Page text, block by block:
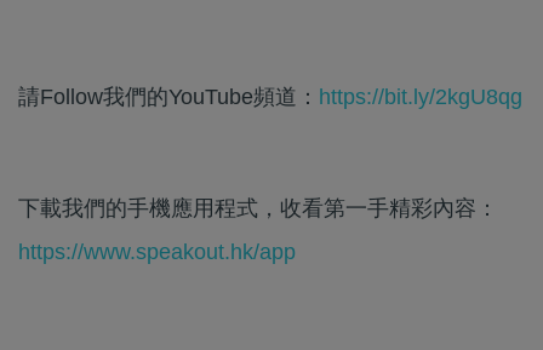
請Follow我們的YouTube頻道： https://bit.ly/2kgU8qg
下載我們的手機應用程式，收看第一手精彩內容：
https://www.speakout.hk/app